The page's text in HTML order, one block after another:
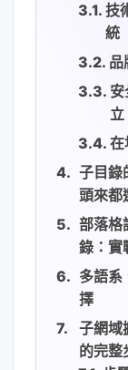
技
統
品
立
在
子目錄
頭來都
部落格
錄：實
多語系
擇
子網域
的完整